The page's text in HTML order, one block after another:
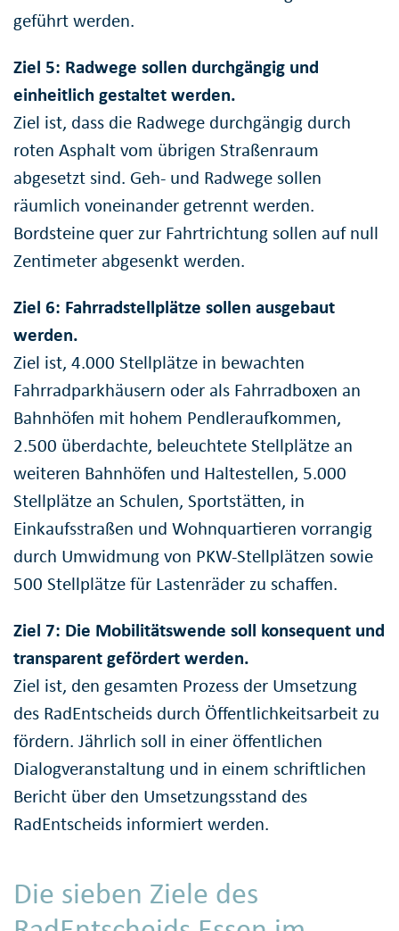
geführt werden.
Ziel 5: Radwege sollen durchgängig und
einheitlich gestaltet werden.
Ziel ist, dass die Radwege durchgängig durch
roten Asphalt vom übrigen Straßenraum
abgesetzt sind. Geh- und Radwege sollen
räumlich voneinander getrennt werden.
Bordsteine quer zur Fahrtrichtung sollen auf null
Zentimeter abgesenkt werden.
Ziel 6: Fahrradstellplätze sollen ausgebaut
werden.
Ziel ist, 4.000 Stellplätze in bewachten
Fahrradparkhäusern oder als Fahrradboxen an
Bahnhöfen mit hohem Pendleraufkommen,
2.500 überdachte, beleuchtete Stellplätze an
weiteren Bahnhöfen und Haltestellen, 5.000
Stellplätze an Schulen, Sportstätten, in
Einkaufsstraßen und Wohnquartieren vorrangig
durch Umwidmung von PKW-Stellplätzen sowie
500 Stellplätze für Lastenräder zu schaffen.
Ziel 7: Die Mobilitätswende soll konsequent und
transparent gefördert werden.
Ziel ist, den gesamten Prozess der Umsetzung
des RadEntscheids durch Öffentlichkeitsarbeit zu
fördern. Jährlich soll in einer öffentlichen
Dialogveranstaltung und in einem schriftlichen
Bericht über den Umsetzungsstand des
RadEntscheids informiert werden.
Die sieben Ziele des